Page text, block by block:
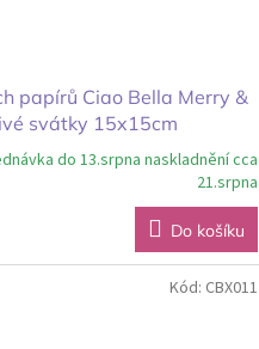
papírů Ciao Bella Merry &
svátky 15x15cm
do 13.srpna naskladnění cca
21.srpna
Do košíku
Kód: CBX011